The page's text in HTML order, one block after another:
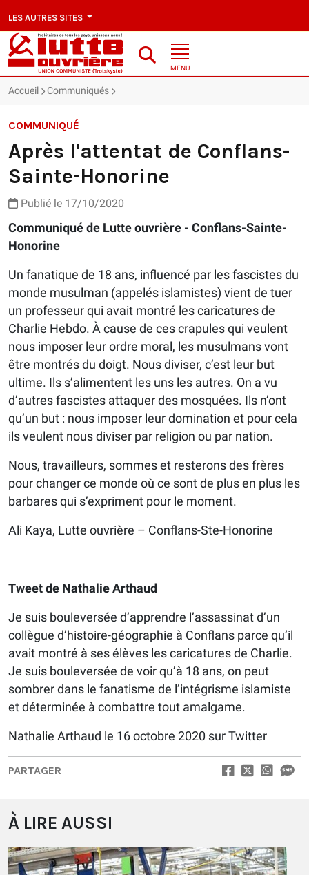
LES AUTRES SITES
MENU
Accueil Communiqués Après l'attentat de Conflans-Sainte-Honorine
COMMUNIQUÉ
Après l'attentat de Conflans-
Sainte-Honorine
Publié le 17/10/2020
Communiqué de Lutte ouvrière - Conflans-Sainte-
Honorine
Un fanatique de 18 ans, influencé par les fascistes du
monde musulman (appelés islamistes) vient de tuer
un professeur qui avait montré les caricatures de
Charlie Hebdo. À cause de ces crapules qui veulent
nous imposer leur ordre moral, les musulmans vont
être montrés du doigt. Nous diviser, c’est leur but
ultime. Ils s’alimentent les uns les autres. On a vu
d’autres fascistes attaquer des mosquées. Ils n’ont
qu’un but : nous imposer leur domination et pour cela
ils veulent nous diviser par religion ou par nation.
Nous, travailleurs, sommes et resterons des frères
pour changer ce monde où ce sont de plus en plus les
barbares qui s’expriment pour le moment.
Ali Kaya, Lutte ouvrière – Conflans-Ste-Honorine
Tweet de Nathalie Arthaud
Je suis bouleversée d’apprendre l’assassinat d’un
collègue d’histoire-géographie à Conflans parce qu’il
avait montré à ses élèves les caricatures de Charlie.
Je suis bouleversée de voir qu’à 18 ans, on peut
sombrer dans le fanatisme de l’intégrisme islamiste
et déterminée à combattre tout amalgame.
Nathalie Arthaud le 16 octobre 2020 sur Twitter
PARTAGER
À LIRE AUSSI